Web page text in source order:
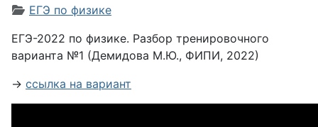
Информация о материале
ЕГЭ по физике
ЕГЭ-2022 по физике. Разбор тренировочного
варианта №1 (Демидова М.Ю., ФИПИ, 2022)
→ ссылка на вариант